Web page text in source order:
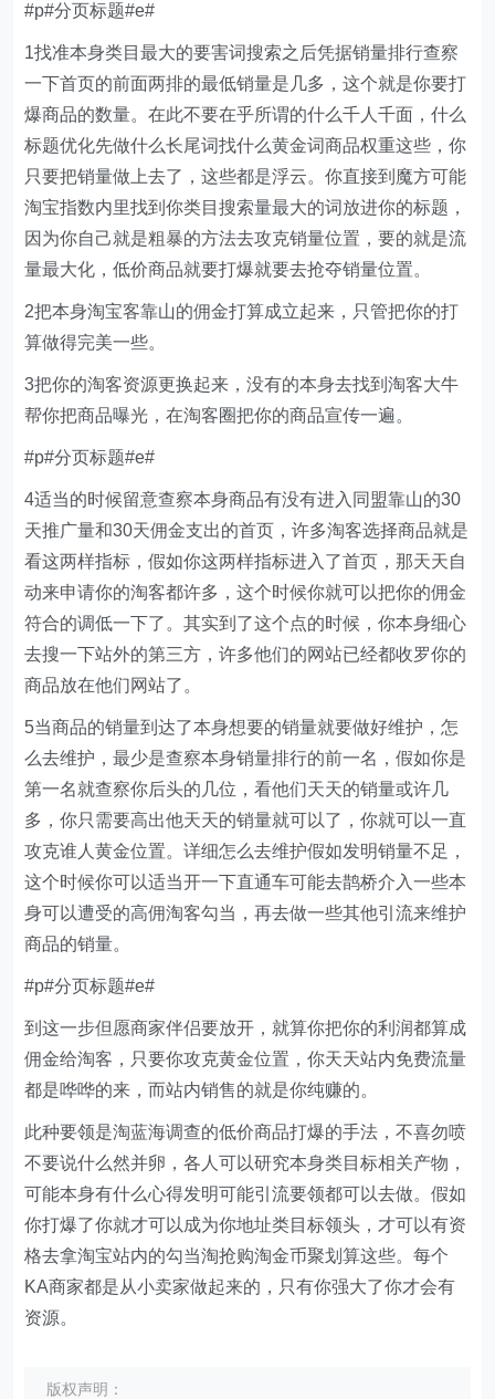
#p#分页标题#e#
1找准本身类目最大的要害词搜索之后凭据销量排行查察
一下首页的前面两排的最低销量是几多，这个就是你要打
爆商品的数量。在此不要在乎所谓的什么千人千面，什么
标题优化先做什么长尾词找什么黄金词商品权重这些，你
只要把销量做上去了，这些都是浮云。你直接到魔方可能
淘宝指数内里找到你类目搜索量最大的词放进你的标题，
因为你自己就是粗暴的方法去攻克销量位置，要的就是流
量最大化，低价商品就要打爆就要去抢夺销量位置。
2把本身淘宝客靠山的佣金打算成立起来，只管把你的打
算做得完美一些。
3把你的淘客资源更换起来，没有的本身去找到淘客大牛
帮你把商品曝光，在淘客圈把你的商品宣传一遍。
#p#分页标题#e#
4适当的时候留意查察本身商品有没有进入同盟靠山的30
天推广量和30天佣金支出的首页，许多淘客选择商品就是
看这两样指标，假如你这两样指标进入了首页，那天天自
动来申请你的淘客都许多，这个时候你就可以把你的佣金
符合的调低一下了。其实到了这个点的时候，你本身细心
去搜一下站外的第三方，许多他们的网站已经都收罗你的
商品放在他们网站了。
5当商品的销量到达了本身想要的销量就要做好维护，怎
么去维护，最少是查察本身销量排行的前一名，假如你是
第一名就查察你后头的几位，看他们天天的销量或许几
多，你只需要高出他天天的销量就可以了，你就可以一直
攻克谁人黄金位置。详细怎么去维护假如发明销量不足，
这个时候你可以适当开一下直通车可能去鹊桥介入一些本
身可以遭受的高佣淘客勾当，再去做一些其他引流来维护
商品的销量。
#p#分页标题#e#
到这一步但愿商家伴侣要放开，就算你把你的利润都算成
佣金给淘客，只要你攻克黄金位置，你天天站内免费流量
都是哗哗的来，而站内销售的就是你纯赚的。
此种要领是淘蓝海调查的低价商品打爆的手法，不喜勿喷
不要说什么然并卵，各人可以研究本身类目标相关产物，
可能本身有什么心得发明可能引流要领都可以去做。假如
你打爆了你就才可以成为你地址类目标领头，才可以有资
格去拿淘宝站内的勾当淘抢购淘金币聚划算这些。每个
KA商家都是从小卖家做起来的，只有你强大了你才会有
资源。
版权声明：